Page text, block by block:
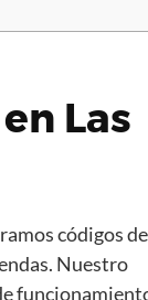
Las
códigos de
Nuestro